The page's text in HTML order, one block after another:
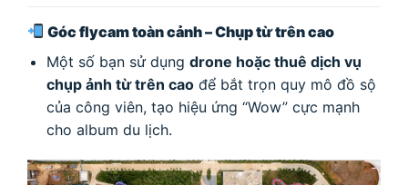
Góc flycam toàn cảnh – Chụp từ trên cao
Một số bạn sử dụng drone hoặc thuê dịch vụ
chụp ảnh từ trên caođể bắt trọn quy mô đồ sộ
của công viên, tạo hiệu ứng “Wow” cực mạnh
cho album du lịch.